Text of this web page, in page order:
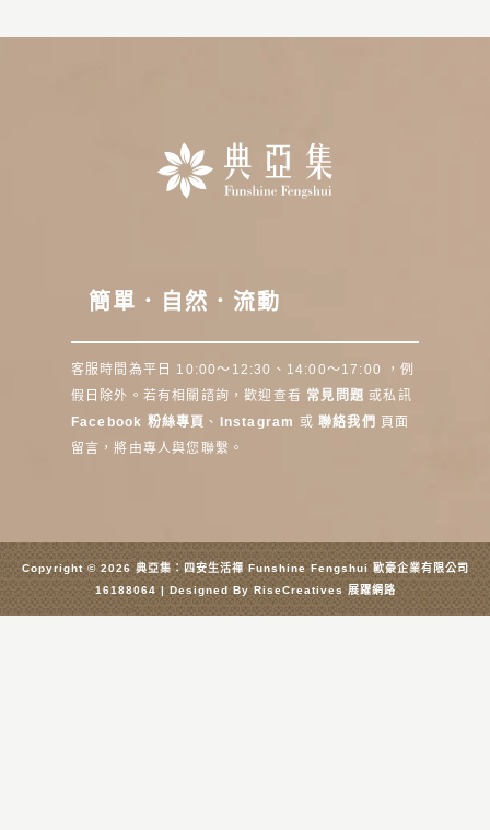
簡單．自然．流動
客服時間為平日 10:00～12:30、14:00～17:00 ，例
假日除外。若有相關諮詢，歡迎查看 常見問題 或私訊
Facebook 粉絲專頁 、 Instagram 或聯絡我們
頁面
留言，將由專人與您聯繫。
Copyright © 2026 典亞集：四安生活禪 Funshine Fengshui 歐豪企業有限公司
16188064 | Designed ByRiseCreatives 展躍網路